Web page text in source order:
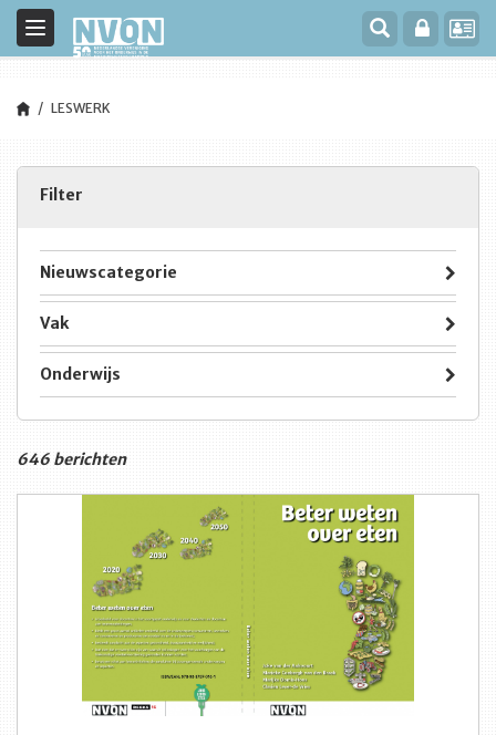
Toggle
navigation
LESWERK
Filter
Nieuwscategorie
Vak
Onderwijs
646 berichten